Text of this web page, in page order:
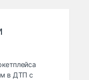
в ДТП с